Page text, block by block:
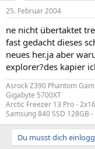
25. Februar 2004
ne nicht übertaktet
fast gedacht dieses
neues her.ja aber
explorer?des kapier
Asrock Z390 Phantom
Gigabyte 5700XT
Arctic Freezer 13 Pro -
Samsung 840 SSD 128GB -
Du musst dich